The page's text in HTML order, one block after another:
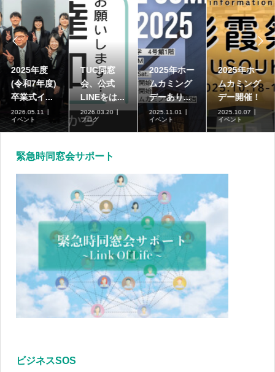

2025年度
(令和7年度)
卒業式イ...
2026.05.11
イベント
TUC同窓
会、公式
LINEをは...
2026.03.20
ブログ
2025年ホー
ムカミング
デーあり...
2025.11.01
イベント
2025年ホー
ムカミング
デー開催！
2025.10.07
イベント

緊急時同窓会サポート
ビジネスSOS